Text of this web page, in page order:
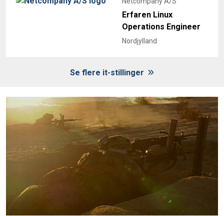
Erfaren Linux
Operations Engineer
Nordjylland
Se flere it-stillinger